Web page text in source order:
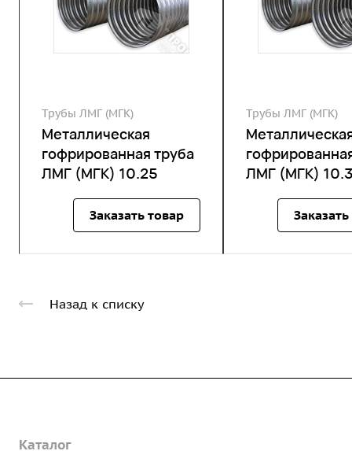
Трубы ЛМГ (МГК)
Металлическая
гофрированная труба
ЛМГ (МГК) 10.25
Заказать товар
Трубы ЛМГ (МГК)
ЛМГ (МГК)
Назад к списку
О предприятии
Каталог